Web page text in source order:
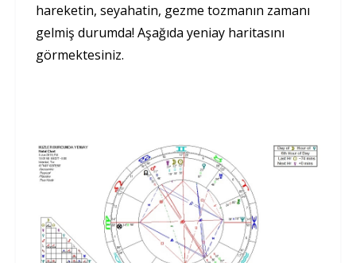
hareketin, seyahatin, gezme tozmanın zamanı
gelmiş durumda! Aşağıda yeniay haritasını
görmektesiniz.